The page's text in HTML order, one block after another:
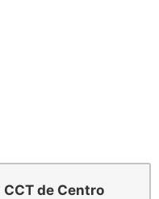
CCT de Centro